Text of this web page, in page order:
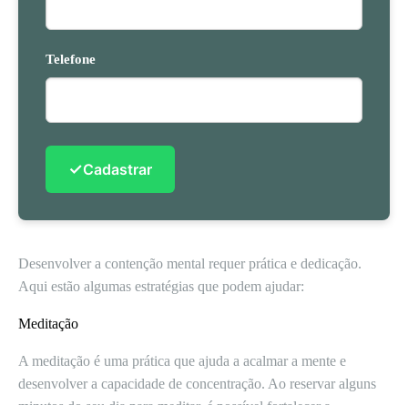
Telefone
✓Cadastrar
Desenvolver a contenção mental requer prática e dedicação.
Aqui estão algumas estratégias que podem ajudar:
Meditação
A meditação é uma prática que ajuda a acalmar a mente e
desenvolver a capacidade de concentração. Ao reservar alguns